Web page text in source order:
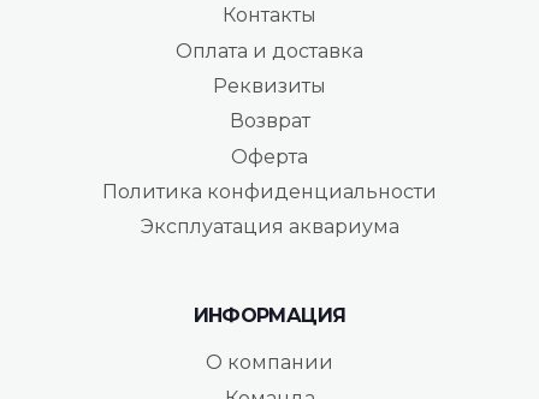
Контакты
Оплата и доставка
Реквизиты
Возврат
Оферта
Политика конфиденциальности
Эксплуатация аквариума
ИНФОРМАЦИЯ
О компании